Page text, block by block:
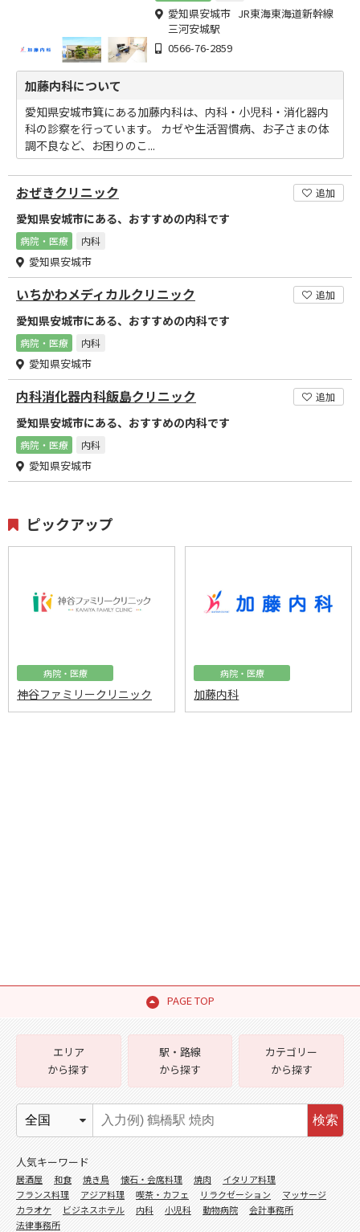
愛知県安城市 JR東海東海道新幹線
三河安城駅
0566-76-2859
加藤内科について
愛知県安城市箕にある加藤内科は、内科・小児科・消化器内
科の診察を行っています。 カゼや生活習慣病、お子さまの体
調不良など、お困りのこ...
おぜきクリニック 追加
愛知県安城市にある、おすすめの内科です
病院・医療 内科
愛知県安城市
いちかわメディカルクリニック 追加
愛知県安城市にある、おすすめの内科です
病院・医療 内科
愛知県安城市
内科消化器内科飯島クリニック 追加
愛知県安城市にある、おすすめの内科です
病院・医療 内科
愛知県安城市
ピックアップ
病院・医療
神谷ファミリークリニック
病院・医療
加藤内科
PAGE TOP
エリア
から探す
駅・路線
から探す
カテゴリー
から探す
検索
人気キーワード
居酒屋 和食 焼き鳥 懐石・会席料理 焼肉
イタリア料理
フランス料理
アジア料理 喫茶・カフェ リラクゼーション
マッサージ
カラオケ
ビジネスホテル 内科 小児科 動物病院
会計事務所
法律事務所